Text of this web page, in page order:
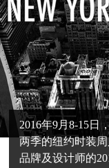
2016年9月8-15日
两季的纽约时装
品牌及设计师的